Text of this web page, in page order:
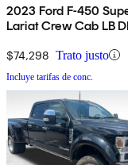
2023 Ford F-450
Lariat Crew Cab LB
$74,298 Trato justo
Incluye tarifas de conc.